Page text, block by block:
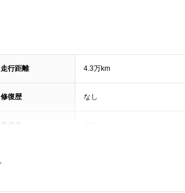
走行距離 4.3万km
修復歴 なし
車体色